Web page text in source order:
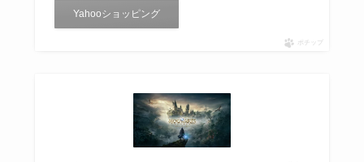
Yahooショッピング
ポチップ